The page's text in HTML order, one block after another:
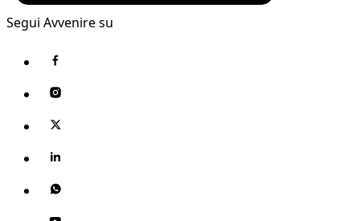
Segui Avvenire su